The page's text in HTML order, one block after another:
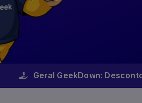
Geral GeekDown: